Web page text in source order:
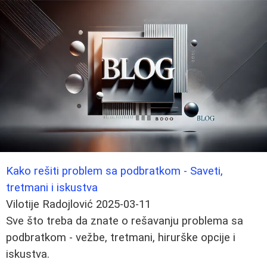
Kako rešiti problem sa podbratkom - Saveti,
tretmani i iskustva
Vilotije Radojlović 2025-03-11
Sve što treba da znate o rešavanju problema sa
podbratkom - vežbe, tretmani, hirurške opcije i
iskustva.